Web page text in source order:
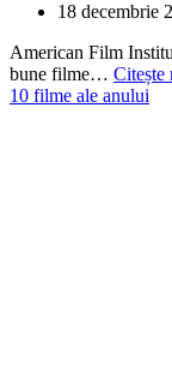
18 decembrie
American Film
bune filme… Citește
10 filme ale anului